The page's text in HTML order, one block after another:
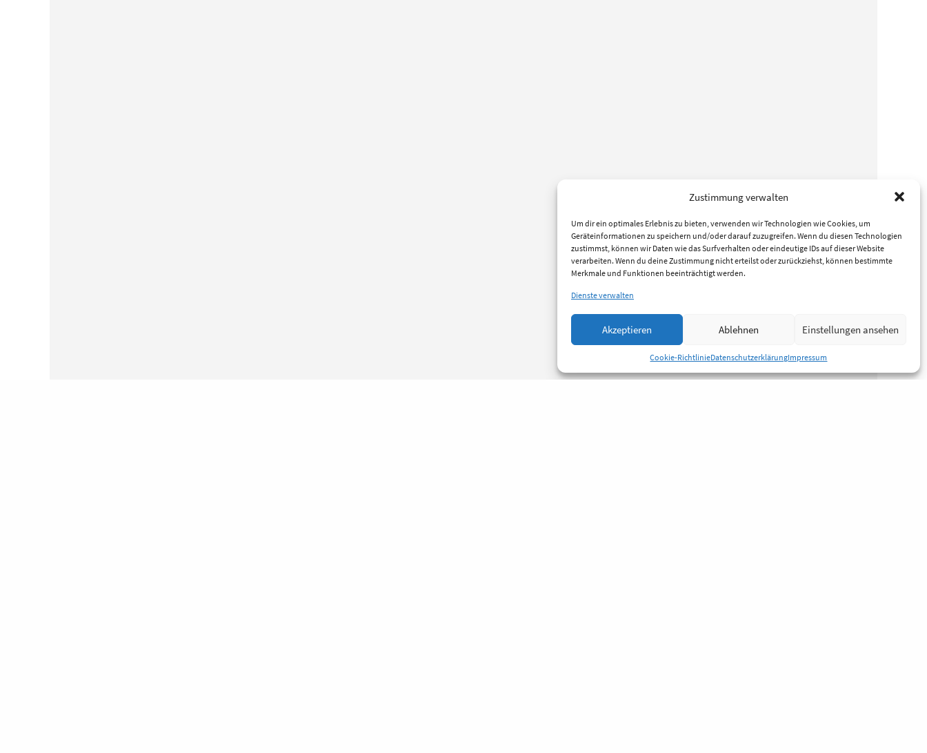
Zustimmung verwalten
Um dir ein optimales Erlebnis zu bieten, verwenden wir Technologien wie Cookies, um
Geräteinformationen zu speichern und/oder darauf zuzugreifen. Wenn du diesen Technologien
zustimmst, können wir Daten wie das Surfverhalten oder eindeutige IDs auf dieser Website
verarbeiten. Wenn du deine Zustimmung nicht erteilst oder zurückziehst, können bestimmte
Merkmale und Funktionen beeinträchtigt werden.
Dienste verwalten
Akzeptieren Ablehnen Einstellungen ansehen
Cookie-RichtlinieDatenschutzerklärungImpressum